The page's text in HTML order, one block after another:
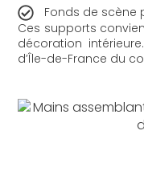
Fonds de scène
Ces supports
décoration
d’Île-de-France du